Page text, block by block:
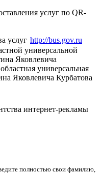
услуг по QR-
http://bus.gov.ru
универсальной
Яковлевича
универсальная
Яковлевича Курбатова
интернет-рекламы
полностью свои фамилию,